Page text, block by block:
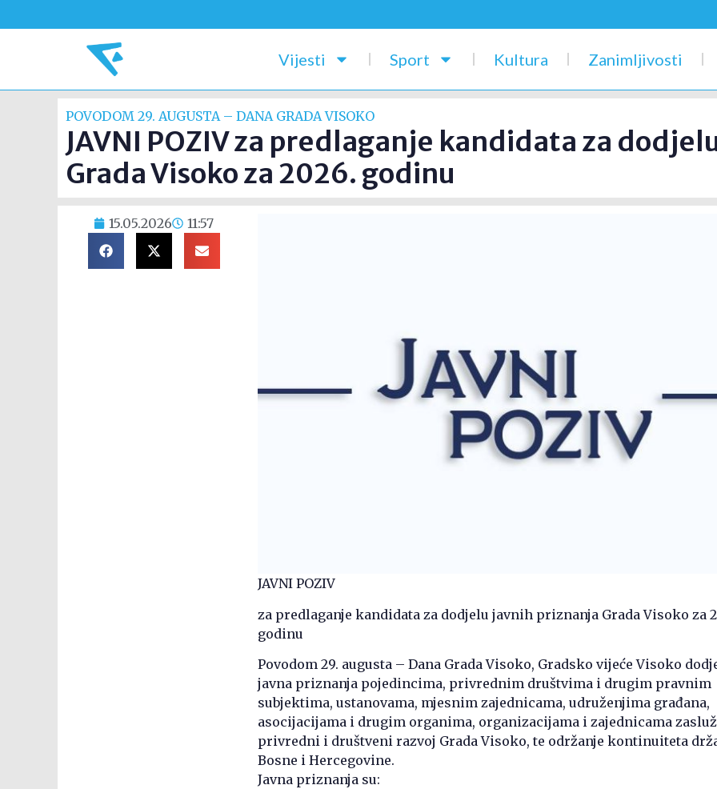
Vijesti Sport Kultura Zanimljivosti
POVODOM 29. AUGUSTA – DANA GRADA VISOKO
JAVNI POZIV za predlaganje kandidata za
Grada Visoko za 2026. godinu
15.05.2026 11:57
JAVNI POZIV
za predlaganje kandidata za dodjelu javnih priznanja Grada Visoko za
godinu
Povodom 29. augusta – Dana Grada Visoko, Gradsko vijeće Visoko
javna priznanja pojedincima, privrednim društvima i drugim pravnim
subjektima, ustanovama, mjesnim zajednicama, udruženjima građana,
asocijacijama i drugim organima, organizacijama i zajednicama
privredni i društveni razvoj Grada Visoko, te održanje kontinuiteta
Bosne i Hercegovine.
Javna priznanja su: